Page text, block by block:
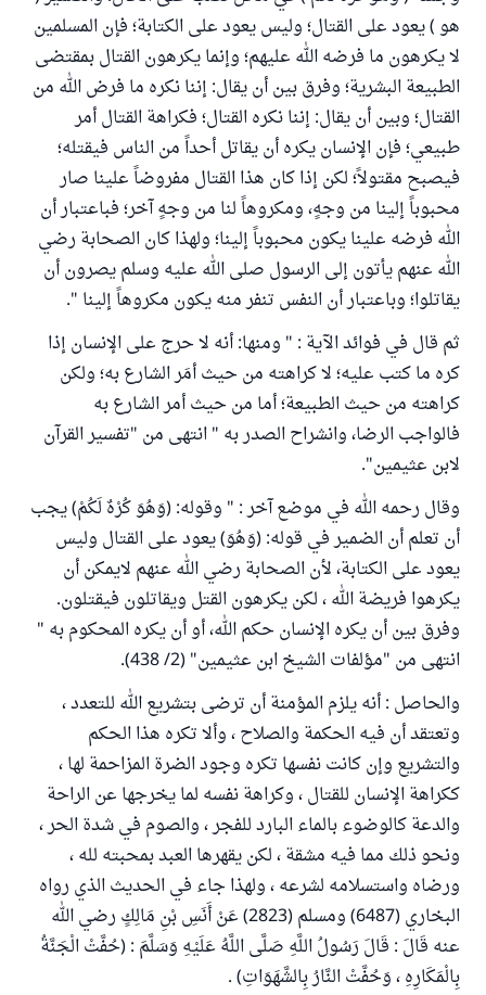
هو ) يعود على القتال؛ وليس يعود على الكتابة؛ فإن المسلمين
لا يكرهون ما فرضه الله عليهم؛ وإنما يكرهون القتال بمقتضى
الطبيعة البشرية؛ وفرق بين أن يقال: إننا نكره ما فرض الله من
القتال؛ وبين أن يقال: إننا نكره القتال؛ فكراهة القتال أمر
طبيعي؛ فإن الإنسان يكره أن يقاتل أحداً من الناس فيقتله؛
فيصبح مقتولاً؛ لكن إذا كان هذا القتال مفروضاً علينا صار
محبوباً إلينا من وجهٍ، ومكروهاً لنا من وجهٍ آخر؛ فباعتبار أن
الله فرضه علينا يكون محبوباً إلينا؛ ولهذا كان الصحابة رضي
الله عنهم يأتون إلى الرسول صلى الله عليه وسلم يصرون أن
يقاتلوا؛ وباعتبار أن النفس تنفر منه يكون مكروهاً إلينا ".
ثم قال في فوائد الآية : " ومنها: أنه لا حرج على الإنسان إذا
كره ما كتب عليه؛ لا كراهته من حيث أمَر الشارع به؛ ولكن
كراهته من حيث الطبيعة؛ أما من حيث أمر الشارع به
فالواجب الرضا، وانشراح الصدر به " انتهى من "تفسير القرآن
لابن عثيمين".
وقال رحمه الله في موضع آخر : " وقوله: (وَهُوَ كُرْهٌ لَكُمْ) يجب
أن تعلم أن الضمير في قوله: (وَهُوَ) يعود على القتال وليس
يعود على الكتابة، لأن الصحابة رضي الله عنهم لايمكن أن
يكرهوا فريضة الله ، لكن يكرهون القتل ويقاتلون فيقتلون.
وفرق بين أن يكره الإنسان حكم الله، أو أن يكره المحكوم به "
انتهى من "مؤلفات الشيخ ابن عثيمين" (2/ 438).
والحاصل : أنه يلزم المؤمنة أن ترضى بتشريع الله للتعدد ،
وتعتقد أن فيه الحكمة والصلاح ، وألا تكره هذا الحكم
والتشريع وإن كانت نفسها تكره وجود الضرة المزاحمة لها ،
ككراهة الإنسان للقتال ، وكراهة نفسه لما يخرجها عن الراحة
والدعة كالوضوء بالماء البارد للفجر ، والصوم في شدة الحر ،
ونحو ذلك مما فيه مشقة ، لكن يقهرها العبد بمحبته لله ،
ورضاه واستسلامه لشرعه ، ولهذا جاء في الحديث الذي رواه
البخاري (6487) ومسلم (2823) عَنْ أَنَسِ بْنِ مَالِكٍ رضي الله
عنه قَالَ : قَالَ رَسُولُ اللَّهِ صَلَّى اللَّهُ عَلَيْهِ وَسَلَّمَ : (حُفَّتْ الْجَنَّةُ
بِالْمَكَارِهِ ، وَحُفَّتْ النَّارُ بِالشَّهَوَاتِ) .